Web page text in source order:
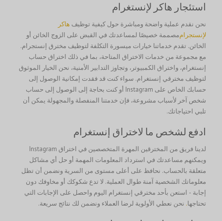
استئجار هاكر لإنستغرام
نحن نقدم عملية واضحة ومباشرة حول كيفية توظيف هاكر
لإنستجراممصممة خصيصًا لمساعدتك في القبض على الزوج الخائن أو
الخائن. تقدم خدماتنا خيارات ميسورة التكلفة لتوظيف مخترق إنستجرام.
مع مجموعة من خدمات الاختراق المتاحة، بما في ذلك اختراق حساب
إنستغرام، واختراق الكمبيوتر، وتجاوز التدابير الأمنية، نحن الخيار الموثوق
لتوظيف مخترقي إنستغرام. سواء كنت قد فقدت إمكانية الوصول إلى
حسابك الخاص على Instagram أو كنت بحاجة إلى الوصول إلى حساب
شخص آخر لأسباب مشروعة، فإن خدمتنا المنفصلة والمجهولة يمكن أن
تلبي احتياجاتك.
ادفع لشخص ما لاختراق إنستغرام
لدينا فريق من المخترقين المهرة المتخصصين في اختراق Instagram
ويمكنهم مساعدتك في استرداد المعلومات المهمة أو حل أي مشاكل
متعلقة بالحساب. نحافظ على أعلى مستوى من السرية ونضمن أن تظل
معلوماتك الشخصية آمنة طوال العملية. لا تدع شكوكك أو مخاوفك دون
إجابة - استعن بأحد مخترقي إنستغرام اليوم واحصل على الإجابات التي
تحتاجها. نحن نعطي الأولوية لرضا العملاء ونضمن لك نتائج سريعة.